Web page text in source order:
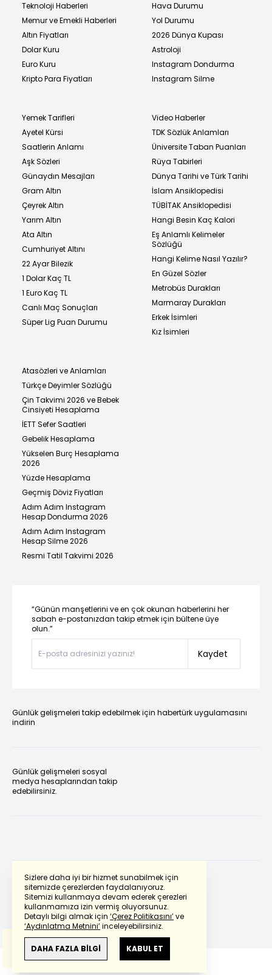
Sizlere daha iyi bir hizmet sunabilmek için
sitemizde çerezlerden faydalanıyoruz.
Sitemizi kullanmaya devam ederek çerezleri
kullanmamıza izin vermiş oluyorsunuz.
Detaylı bilgi almak için ‘Çerez Politikasını’ve
‘Aydınlatma Metnini’inceleyebilirsiniz.
DAHA FAZLA BİLGİ KABUL ET
Teknoloji Haberleri
Memur ve Emekli Haberleri
Altın Fiyatları
Dolar Kuru
Euro Kuru
Kripto Para Fiyatları
Hava Durumu
Yol Durumu
2026 Dünya Kupası
Astroloji
Instagram Dondurma
Instagram Silme
Yemek Tarifleri
Ayetel Kürsi
Saatlerin Anlamı
Aşk Sözleri
Günaydın Mesajları
Gram Altın
Çeyrek Altın
Yarım Altın
Ata Altın
Cumhuriyet Altını
22 Ayar Bilezik
1 Dolar Kaç TL
1 Euro Kaç TL
Canlı Maç Sonuçları
Süper Lig Puan Durumu
Video Haberler
TDK Sözlük Anlamları
Üniversite Taban Puanları
Rüya Tabirleri
Dünya Tarihi ve Türk Tarihi
İslam Ansiklopedisi
TÜBİTAK Ansiklopedisi
Hangi Besin Kaç Kalori
Eş Anlamlı Kelimeler
Sözlüğü
Hangi Kelime Nasıl Yazılır?
En Güzel Sözler
Metrobüs Durakları
Marmaray Durakları
Erkek İsimleri
Kız İsimleri
Atasözleri ve Anlamları
Türkçe Deyimler Sözlüğü
Çin Takvimi 2026 ve Bebek
Cinsiyeti Hesaplama
İETT Sefer Saatleri
Gebelik Hesaplama
Yükselen Burç Hesaplama
2026
Yüzde Hesaplama
Geçmiş Döviz Fiyatları
Adım Adım Instagram
Hesap Dondurma 2026
Adım Adım Instagram
Hesap Silme 2026
Resmi Tatil Takvimi 2026
“Günün manşetlerini ve en çok okunan haberlerini her
sabah e-postanızdan takip etmek için bültene üye
olun.”
Kaydet
Günlük gelişmeleri takip edebilmek için habertürk uygulamasını
indirin
Günlük gelişmeleri sosyal
medya hesaplarından takip
edebilirsiniz.
Powered by Translate
Bu çevirideGoogle Transletekullanılmıştır.
Anlam ve çeviri hatalarından
haberturk.com
sorumlu değildir.